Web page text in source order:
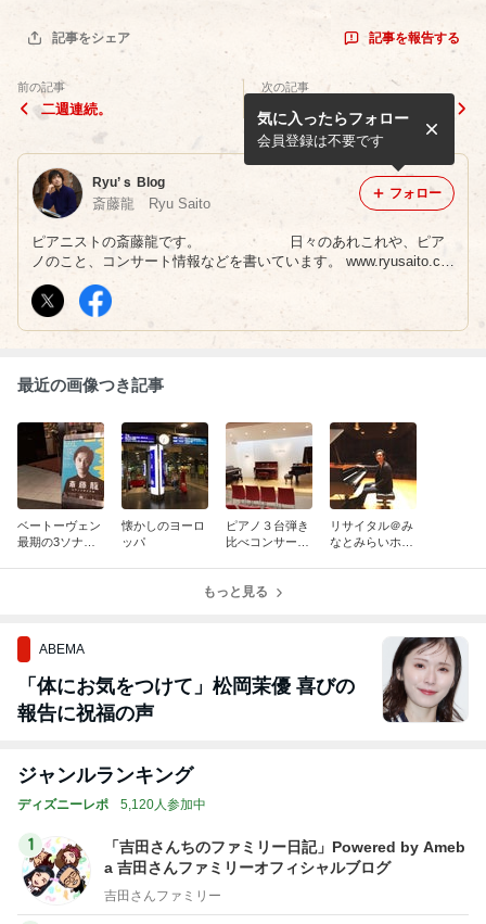
記事をシェア 記事を報告する
前の記事
二週連続。
次の記事
Ryu’ｓ Blog
斎藤龍 Ryu Saito
ピアニストの斎藤龍です。 日々のあれこれや、ピア
ノのこと、コンサート情報などを書いています。 www.ryusaito.co
m/
気に入ったらフォロー
会員登録は不要です
フォロー
最近の画像つき記事
ベートーヴェン
最期の3ソナタ
懐かしのヨーロ
ッパ
ピアノ３台弾き
比べコンサー
リサイタル＠み
なとみらいホー
もっと見る
ABEMA
「体にお気をつけて」松岡茉優 喜びの
報告に祝福の声
ジャンルランキング
ディズニーレポ 5,120人参加中
1
「吉田さんちのファミリー日記」Powered by Ameb
a 吉田さんファミリーオフィシャルブログ
吉田さんファミリー